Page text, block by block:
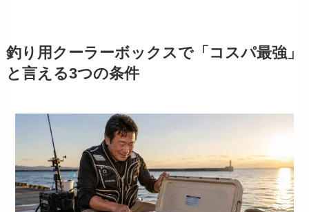
釣り用クーラーボックスで「コスパ最強」
と言える3つの条件